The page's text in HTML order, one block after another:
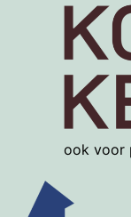
ook voor